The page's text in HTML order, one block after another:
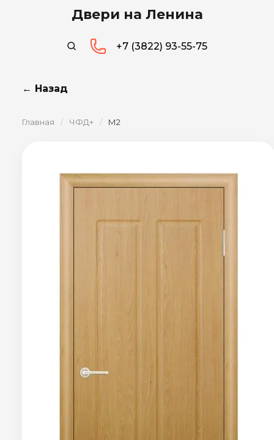
Двери на Ленина
+7 (3822) 93-55-75
← Назад
Главная / ЧФД+ / М2